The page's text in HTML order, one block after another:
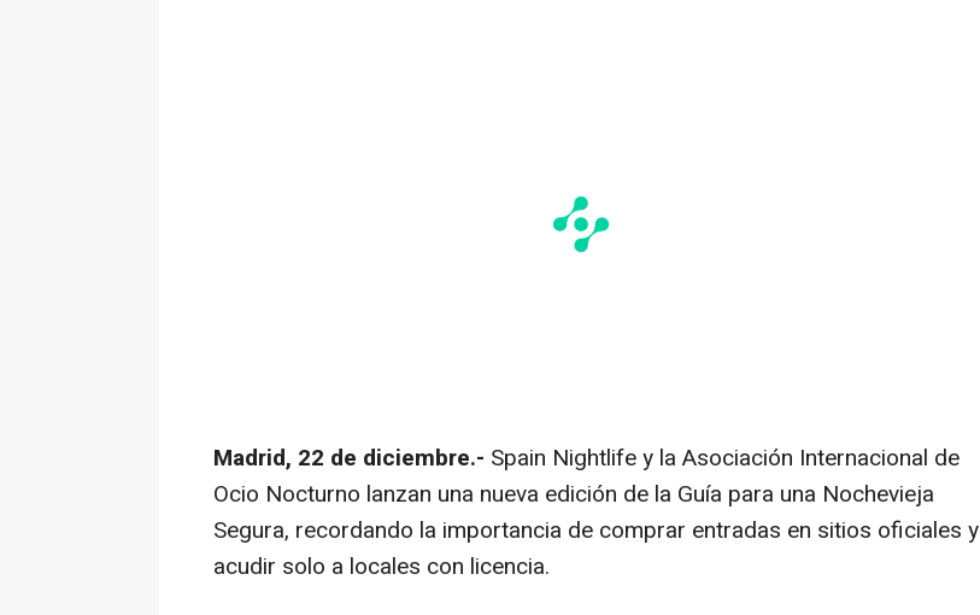
Madrid, 22 de diciembre.- Spain Nightlife y la Asociación Internacional de
Ocio Nocturno lanzan una nueva edición de la Guía para una Nochevieja
Segura, recordando la importancia de comprar entradas en sitios oficiales y
acudir solo a locales con licencia.